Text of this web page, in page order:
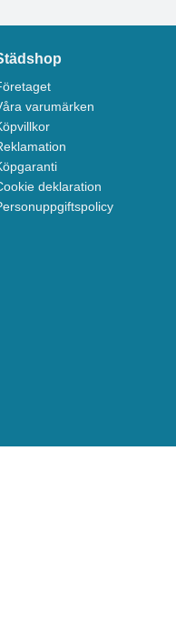
varumärken
deklaration